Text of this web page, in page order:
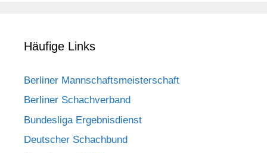
Häufige Links
Berliner Mannschaftsmeisterschaft
Berliner Schachverband
Bundesliga Ergebnisdienst
Deutscher Schachbund